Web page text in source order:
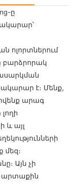
ը
ոլորտներում
բարձրորակ
է։ Մենք,
արագ
և այլ
Այն չի
արտաքին